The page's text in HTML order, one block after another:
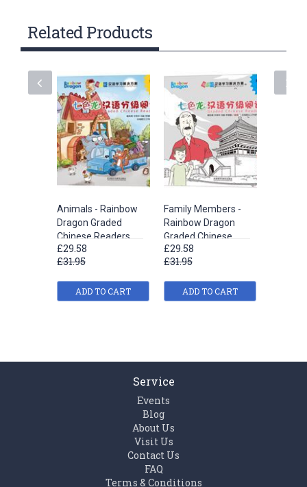
Related Products
Animals - Rainbow
Dragon Graded
Chinese Readers
(Level 2)
£29.58
£31.95
ADD TO CART
Family Members -
Rainbow Dragon
Graded Chinese
Readers (Level 3)
£29.58
£31.95
ADD TO CART
Service
Events
Blog
About Us
Visit Us
Contact Us
FAQ
Terms & Conditions